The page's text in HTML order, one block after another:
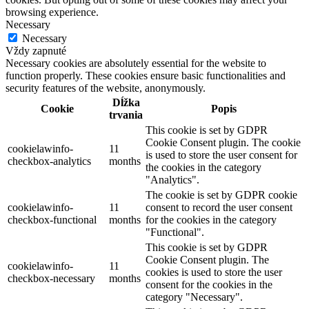
browsing experience.
Necessary
Necessary
Vždy zapnuté
Necessary cookies are absolutely essential for the website to
function properly. These cookies ensure basic functionalities and
security features of the website, anonymously.
Cookie
Dĺžka
trvania
Popis
cookielawinfo-
checkbox-analytics
11
months
This cookie is set by GDPR
Cookie Consent plugin. The cookie
is used to store the user consent for
the cookies in the category
"Analytics".
cookielawinfo-
checkbox-functional
11
months
The cookie is set by GDPR cookie
consent to record the user consent
for the cookies in the category
"Functional".
cookielawinfo-
checkbox-necessary
11
months
This cookie is set by GDPR
Cookie Consent plugin. The
cookies is used to store the user
consent for the cookies in the
category "Necessary".